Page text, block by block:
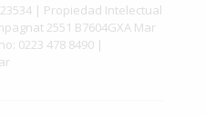
| Propiedad Intelectual
2551 B7604GXA Mar
0223 478 8490 |